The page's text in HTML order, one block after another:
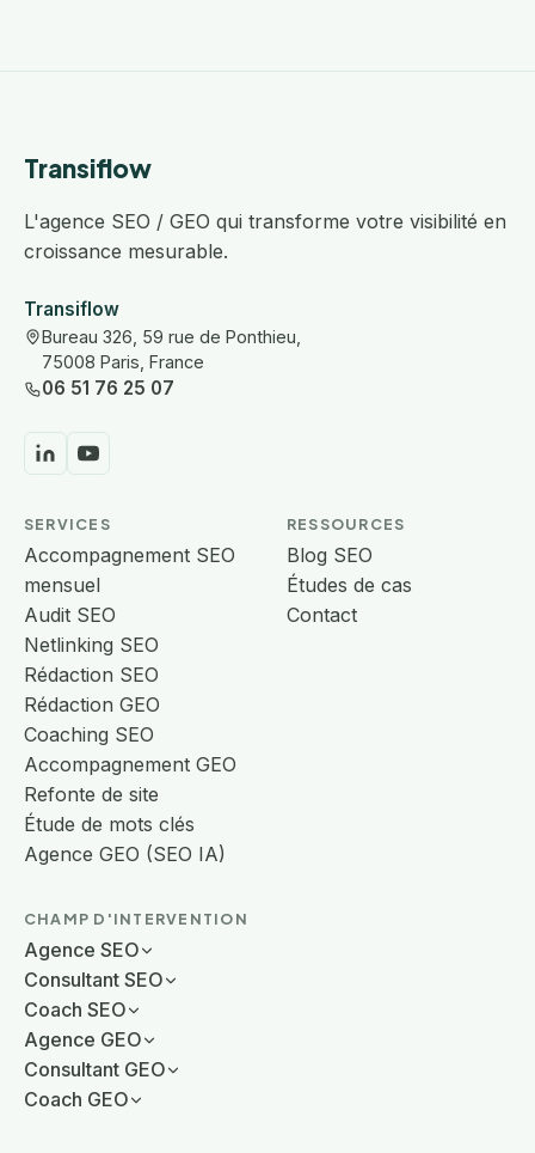
Transiflow
L'agence SEO / GEO qui transforme votre visibilité en
croissance mesurable.
Transiflow
Bureau 326, 59 rue de Ponthieu,
75008 Paris, France
06 51 76 25 07
SERVICES
Accompagnement SEO
mensuel
Audit SEO
Netlinking SEO
Rédaction SEO
Rédaction GEO
Coaching SEO
Accompagnement GEO
Refonte de site
Étude de mots clés
Agence GEO (SEO IA)
RESSOURCES
Blog SEO
Études de cas
Contact
CHAMP D'INTERVENTION
Agence SEO
Consultant SEO
Coach SEO
Agence GEO
Consultant GEO
Coach GEO